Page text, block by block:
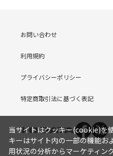
お問い合わせ
利用規約
プライバシーポリシー
特定商取引法に基づく表記
当サイトはクッキー(cookie)を
キーはサイト内の一部の機能お
用状況の分析からマーケティン